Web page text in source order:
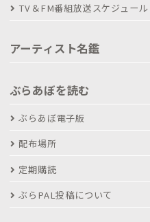
TV＆FM番組放送スケジュール
アーティスト名鑑
ぶらあぼを読む
ぶらあぼ電子版
配布場所
定期購読
ぶらPAL投稿について